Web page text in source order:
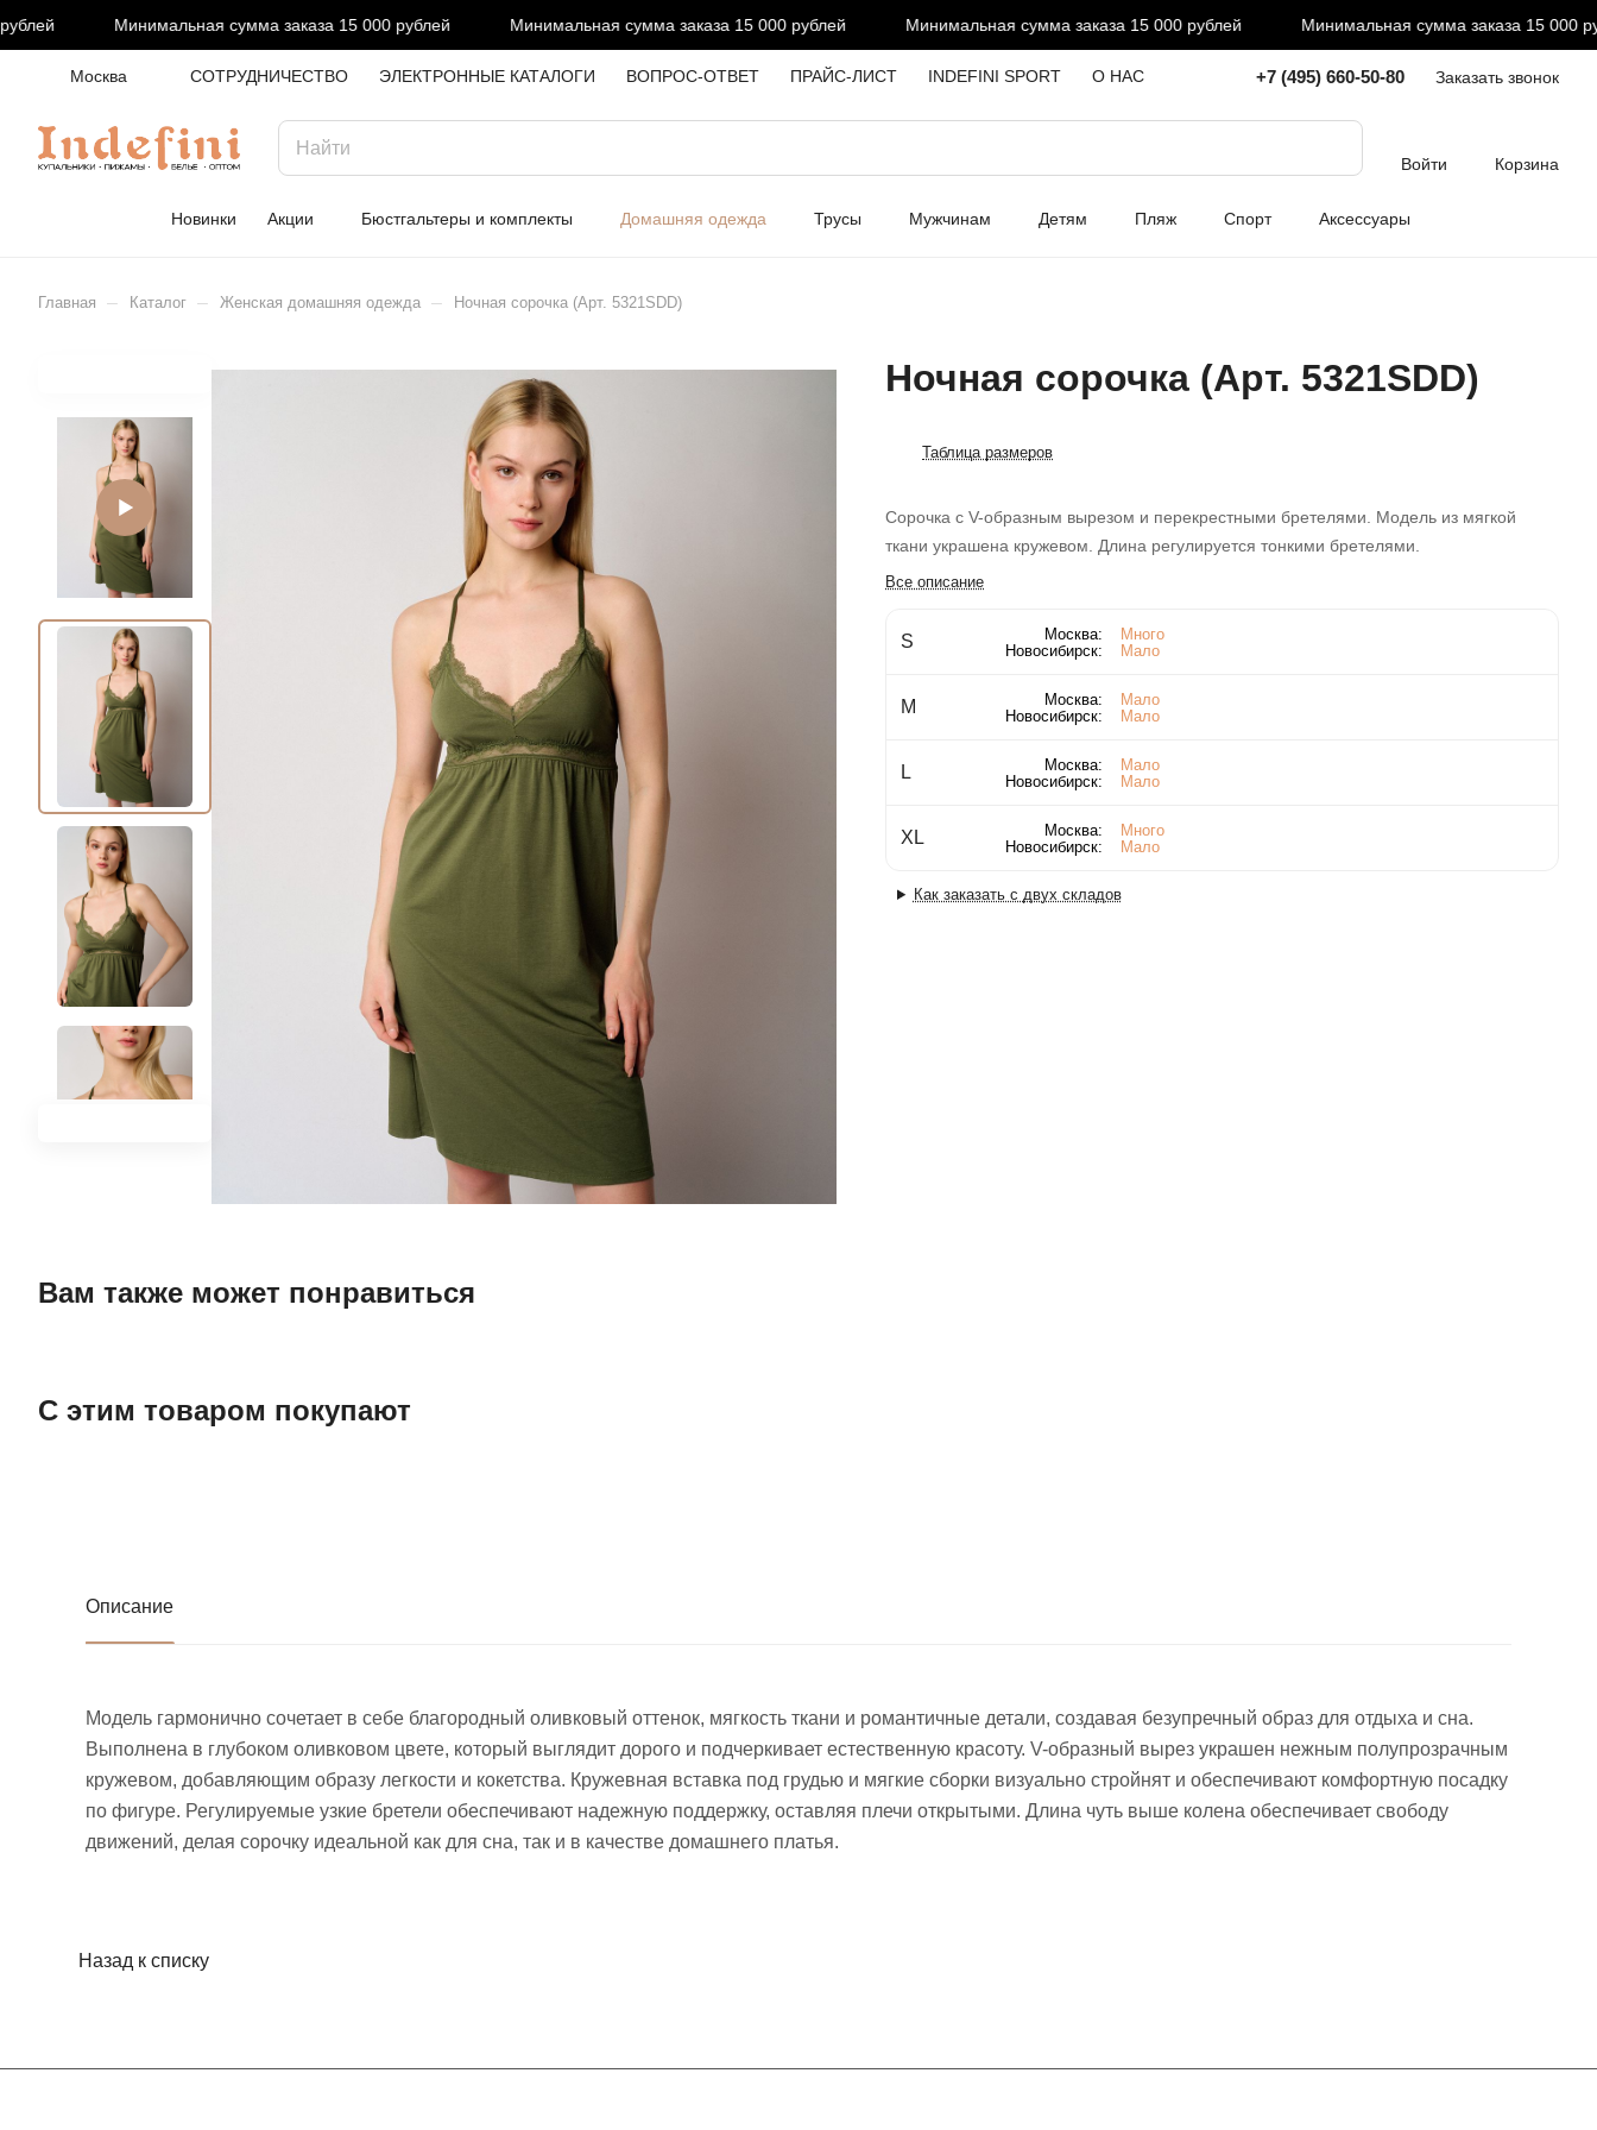
Минимальная сумма заказа 15 000 рублей Минимальная сумма заказа 15 000 рублей Минимальная сумма заказа 15 000 рублей Минимальная сумма заказа 15 000
Москва СОТРУДНИЧЕСТВО ЭЛЕКТРОННЫЕ КАТАЛОГИ ВОПРОС-ОТВЕТ ПРАЙС-ЛИСТ INDEFINI SPORT О НАС +7 (495) 660-50-80 Заказать звонок
Войти Корзина
Новинки Акции Бюстгальтеры и комплекты Домашняя одежда Трусы Мужчинам Детям Пляж Спорт Аксессуары
Главная – Каталог – Женская домашняя одежда – Ночная сорочка (Арт. 5321SDD)
Ночная сорочка (Арт. 5321SDD)
Таблица размеров
Сорочка с V-образным вырезом и перекрестными бретелями. Модель из мягкой
ткани украшена кружевом. Длина регулируется тонкими бретелями.
Все описание
S Москва:
Много
Новосибирск:
Мало
M Москва:
Мало
Новосибирск:
Мало
L Москва:
Мало
Новосибирск:
Мало
XL Москва:
Много
Новосибирск:
Мало
Как заказать с двух складов
Вам также может понравиться
С этим товаром покупают
Описание
Модель гармонично сочетает в себе благородный оливковый оттенок, мягкость ткани и романтичные детали, создавая безупречный образ для отдыха и сна.
Выполнена в глубоком оливковом цвете, который выглядит дорого и подчеркивает естественную красоту. V-образный вырез украшен нежным полупрозрачным
кружевом, добавляющим образу легкости и кокетства. Кружевная вставка под грудью и мягкие сборки визуально стройнят и обеспечивают комфортную посадку
по фигуре. Регулируемые узкие бретели обеспечивают надежную поддержку, оставляя плечи открытыми. Длина чуть выше колена обеспечивает свободу
движений, делая сорочку идеальной как для сна, так и в качестве домашнего платья.
Назад к списку